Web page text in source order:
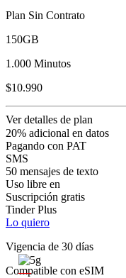
Plan Sin Contrato
150GB
1.000 Minutos
$10.990
Ver detalles de plan
20% adicional en datos
Pagando con PAT
SMS
50 mensajes de texto
Uso libre en
Suscripción gratis
Tinder Plus
Lo quiero
Vigencia de 30 días
Compatible con eSIM